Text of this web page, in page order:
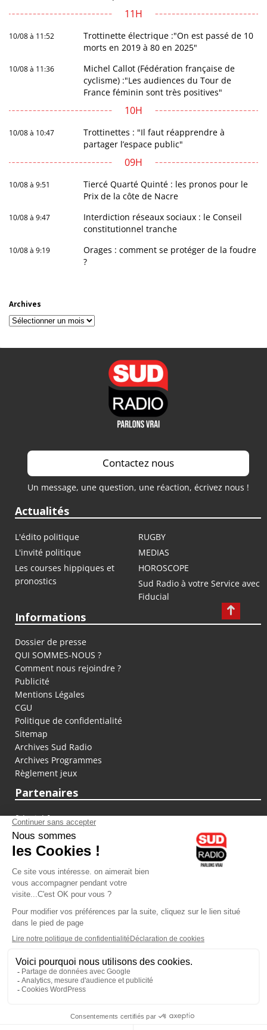
11H
10/08 à 11:52
Trottinette électrique :"On est passé de 10
morts en 2019 à 80 en 2025"
10/08 à 11:36
Michel Callot (Fédération française de
cyclisme) :"Les audiences du Tour de
France féminin sont très positives"
10H
10/08 à 10:47
Trottinettes : "Il faut réapprendre à
partager l’espace public"
09H
10/08 à 9:51
Tiercé Quarté Quinté : les pronos pour le
Prix de la côte de Nacre
10/08 à 9:47
Interdiction réseaux sociaux : le Conseil
constitutionnel tranche
10/08 à 9:19
Orages : comment se protéger de la foudre
?
Archives
Archives
Contactez nous
Un message, une question, une réaction, écrivez nous !
Actualités
L'édito politique
RUGBY
L'invité politique
MEDIAS
Les courses hippiques et
pronostics
HOROSCOPE
Sud Radio à votre Service avec
Fiducial
Informations
Dossier de presse
QUI SOMMES-NOUS ?
Comment nous rejoindre ?
Publicité
Mentions Légales
CGU
Politique de confidentialité
Sitemap
Archives Sud Radio
Archives Programmes
Règlement jeux
Partenaires
fiducial.fr
lyoncapitale.fr
olympique-et-lyonnais.com
L'application Iphone / Android
Téléchargez l'application
Les cookies
Gestion des cookies
Crédit photos : ©Sud Radio / Pierre Olivier